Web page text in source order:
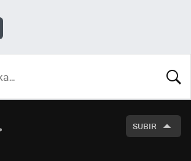
SUBIR